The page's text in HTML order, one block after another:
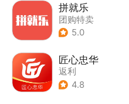
拼就乐
团购特卖
5.0
匠心忠华
返利
4.8